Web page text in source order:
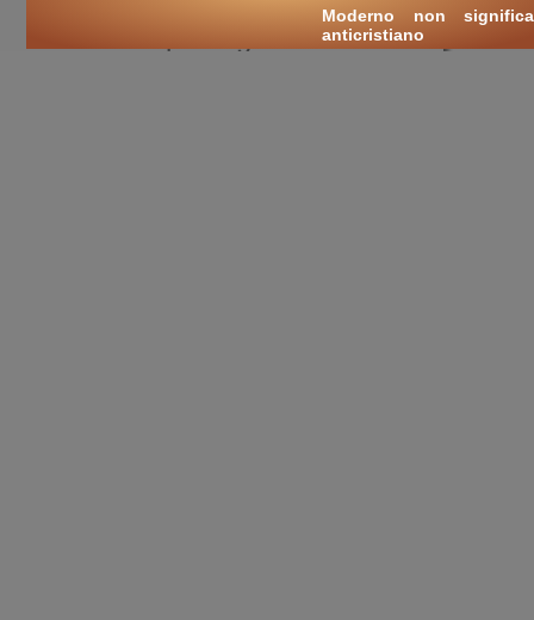
prosegui con ⏭️:
Moderno non significa
anticristiano